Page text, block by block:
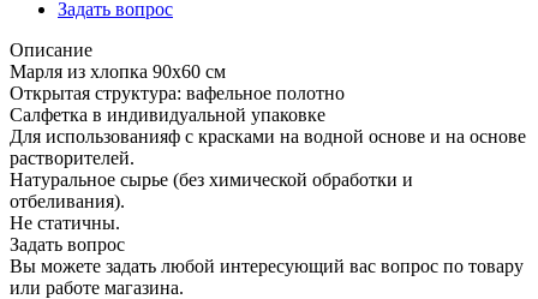
Задать вопрос
Описание
Марля из хлопка 90x60 см
Открытая структура: вафельное полотно
Салфетка в индивидуальной упаковке
Для использованияф с красками на водной основе и на основе
растворителей.
Натуральное сырье (без химической обработки и
отбеливания).
Не статичны.
Задать вопрос
Вы можете задать любой интересующий вас вопрос по товару
или работе магазина.